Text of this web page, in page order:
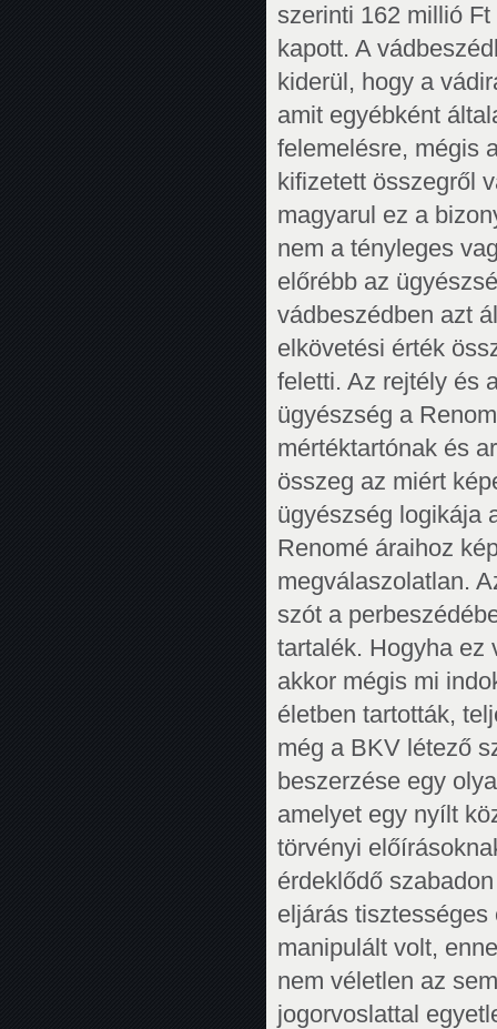
szerinti 162 millió
kapott. A
kiderül, hogy a
amit egyébként
felemelésre, mégis
kifizetett összegről
magyarul ez a
nem a tényleges
előrébb az
vádbeszédben azt
elkövetési érték
feletti. Az rejtély és
ügyészség a
mértéktartónak és
összeg az miért
ügyészség logikája
Renomé áraihoz
megválaszolatlan.
szót a
tartalék. Hogyha ez
akkor mégis mi
életben tartották,
még a BKV létező
beszerzése egy
amelyet egy nyílt
törvényi
érdeklődő
eljárás
manipulált volt,
nem véletlen az
jogorvoslattal